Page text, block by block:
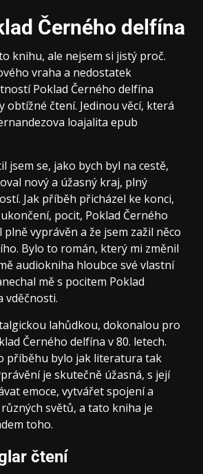
Černého delfína
knihu, ale nejsem si jistý proč.
vraha a nedostatek
Poklad Černého delfína
obtížné čtení. Jedinou věcí, která
loajalita epub
jsem se, jako bych byl na cestě,
nový a úžasný kraj, plný
Jak příběh přicházel ke konci,
pocit, Poklad Černého
vyprávěn a že jsem zažil něco
Bylo to román, který mi změnil
audiokniha hloubce své vlastní
mě s pocitem Poklad
vděčnosti.
lahůdkou, dokonalou pro
Černého delfína v 80. letech.
příběhu bylo jak literatura tak
je skutečně úžasná, s její
emoce, vytvářet spojení a
světů, a tato kniha je
toho.
čtení